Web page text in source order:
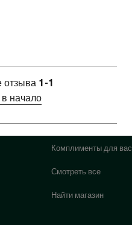
отзыва 1-1
начало
Комплименты для вас
Смотреть все
Найти магазин